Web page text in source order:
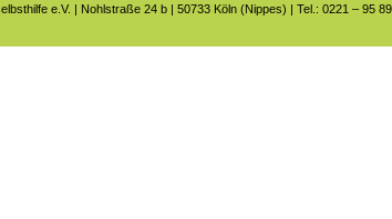
e.V. | Nohlstraße 24 b | 50733 Köln (Nippes) | Tel.: 0221 – 95